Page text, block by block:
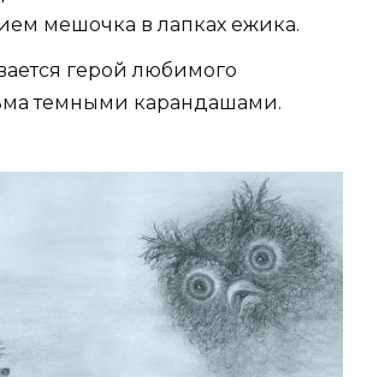
мешочка в лапках ежика.
герой любимого
темными карандашами.